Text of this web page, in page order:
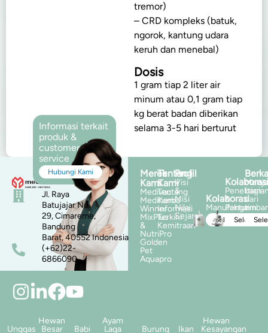
tremor)
– CRD kompleks (batuk,
ngorok, kantung udara
keruh dan menebal)
Dosis
1 gram tiap 2 liter air
minum atau 0,1 gram tiap
kg berat badan diberikan
selama 3-5 hari berturut
Jl. Raya
Batujajar No.
29, Cimareme,
Bandung
Barat, 40552 Indonesia
(+62)22-
6866090
Informasi terkait
produk &
customer
service
Hubungi Kami
Merek
Kami
Medivac
Mediherba
Winner
MixPlus
&
NutriPro
Golden
Pet
Aquapro
Tentang
Kami
Tentang
Kami
Informasi
Terkini
Kemitraan
Profil
Visi
&
Misi
Nilai
Sejarah
Kolaborasi
Manufaktur
Selengkapnya
Penelitian
&
dari
tim
Unggas
Hewan
Besar
Babi
Ayam
Laga
Burung Ikan
Hewan
Kesayangan